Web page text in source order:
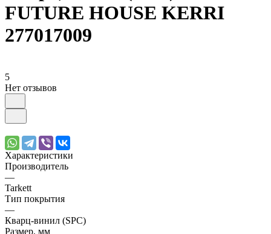
FUTURE HOUSE KERRI
277017009
5
Нет отзывов
Характеристики
Производитель
—
Tarkett
Тип покрытия
—
Кварц-винил (SPC)
Размер, мм